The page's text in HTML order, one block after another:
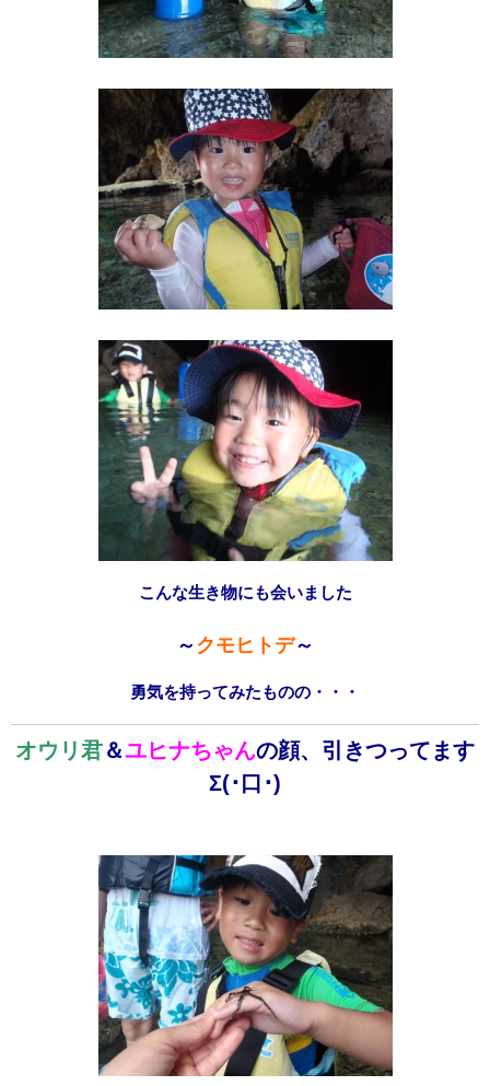
こんな生き物にも会いました
～ クモヒトデ～
勇気を持ってみたものの・・・
オウリ君＆ユヒナちゃんの顔、引きつってます
Σ(･口･)